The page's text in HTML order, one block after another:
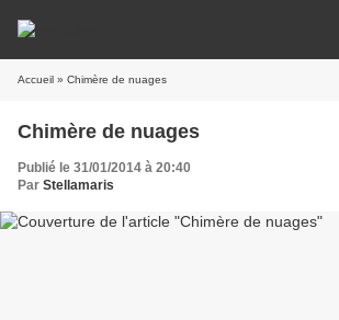
Accueil » Chimère de nuages
Chimère de nuages
Publié le 31/01/2014 à 20:40
Par Stellamaris